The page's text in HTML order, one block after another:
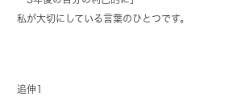
私が大切にしている言葉のひとつです。
追伸1